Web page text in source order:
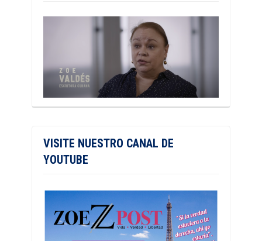
VISITE NUESTRO CANAL DE
YOUTUBE